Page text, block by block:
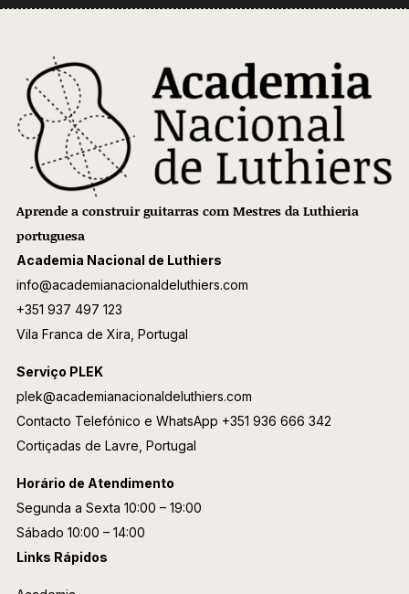
Aprende a construir guitarras com Mestres da Luthieria
portuguesa
Academia Nacional de Luthiers
info@academianacionaldeluthiers.com
+351 937 497 123
Vila Franca de Xira, Portugal
Serviço PLEK
plek@academianacionaldeluthiers.com
Contacto Telefónico e WhatsApp +351 936 666 342
Cortiçadas de Lavre, Portugal
Horário de Atendimento
Segunda a Sexta 10:00 – 19:00
Sábado 10:00 – 14:00
Links Rápidos